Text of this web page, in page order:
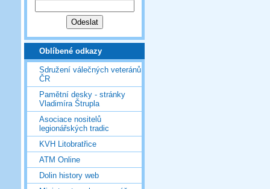
Oblíbené odkazy
Sdružení válečných veteránů
ČR
Pamětní desky - stránky
Vladimíra Štrupla
Asociace nositelů
legionářských tradic
KVH Litobratřice
ATM Online
Dolin history web